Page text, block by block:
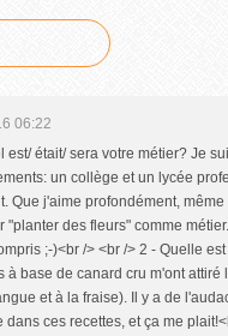
06:22
est/ était/ sera votre métier? Je
un collège et un lycée
Que j'aime profondément,
des fleurs" comme
;-)<br /> <br /> 2 - Quelle
à base de canard cru m'ont
et à la fraise). Il y a de
ces recettes, et ça me